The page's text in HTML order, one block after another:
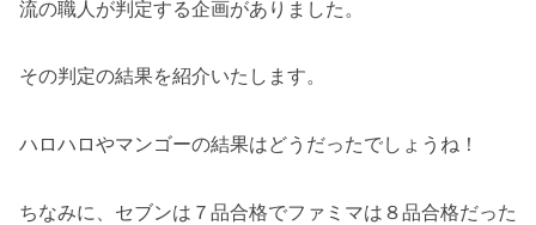
流の職人が判定する企画がありました。
その判定の結果を紹介いたします。
ハロハロやマンゴーの結果はどうだったでしょうね！
ちなみに、セブンは７品合格でファミマは８品合格だった